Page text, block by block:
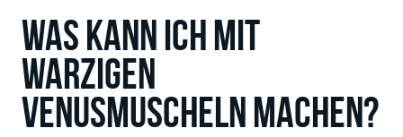
Was kann ich mit
Warzigen
Venusmuscheln machen?